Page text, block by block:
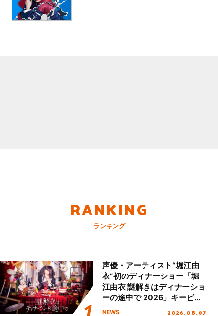
RANKING
ランキング
声優・アーティスト“堀江由
衣”初のディナーショー「堀
江由衣 謎解きはディナーショ
ーの途中で 2026」キービジ
ュアル＆グッズラインナップ
NEWS 2026.08.07